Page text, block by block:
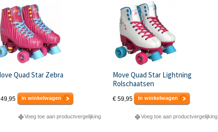
Quad Star Zebra
in winkelwagen
Voeg toe aan productvergelijking
Move Quad Star Lightning
Rolschaatsen
€ 59,95 in winkelwagen
Voeg toe aan productvergelijking